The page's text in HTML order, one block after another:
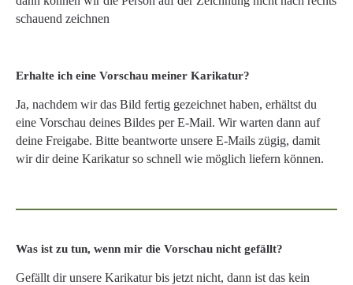
schauend zeichnen
Erhalte ich eine Vorschau meiner Karikatur?
Ja, nachdem wir das Bild fertig gezeichnet haben, erhältst du
eine Vorschau deines Bildes per E-Mail. Wir warten dann auf
deine Freigabe. Bitte beantworte unsere E-Mails zügig, damit
wir dir deine Karikatur so schnell wie möglich liefern können.
Was ist zu tun, wenn mir die Vorschau nicht gefällt?
Gefällt dir unsere Karikatur bis jetzt nicht, dann ist das kein